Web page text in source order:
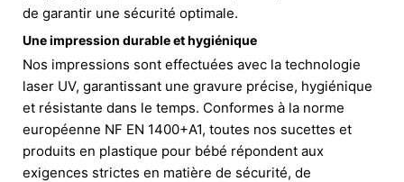
de garantir une sécurité optimale.
Une impression durable et hygiénique
Nos impressions sont effectuées avec la technologie
laser UV, garantissant une gravure précise, hygiénique
et résistante dans le temps. Conformes à la norme
européenne NF EN 1400+A1, toutes nos sucettes et
produits en plastique pour bébé répondent aux
exigences strictes en matière de sécurité, de